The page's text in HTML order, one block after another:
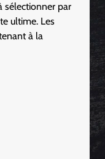
sélectionner par
ultime. Les
à la